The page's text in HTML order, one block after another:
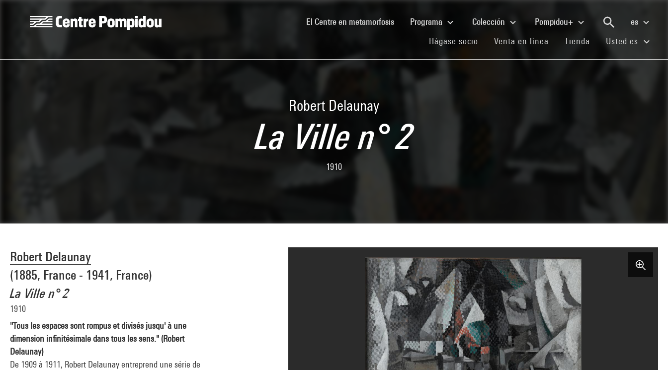
El Centre en metamorfosis(current)Programa Colección Pompidou+
es
Hágase socio (current)
Venta en línea (current)
Tienda (current)
Usted es
Robert Delaunay
La Ville n° 2
1910
Robert Delaunay
(1885, France - 1941, France)
La Ville n° 2
1910
"Tous les espaces sont rompus et divisés jusqu' à une
dimension infinitésimale dans tous les sens." (Robert
Delaunay)
De 1909 à 1911, Robert Delaunay entreprend une série de